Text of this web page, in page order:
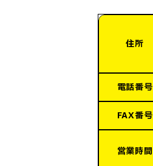
住所
電話番号
FAX番号
営業時間